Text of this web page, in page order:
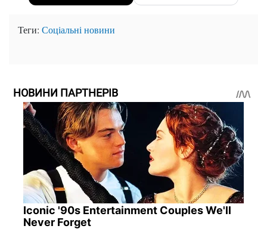
Теги: Соціальні новини
НОВИНИ ПАРТНЕРІВ
Iconic '90s Entertainment Couples We'll
Never Forget